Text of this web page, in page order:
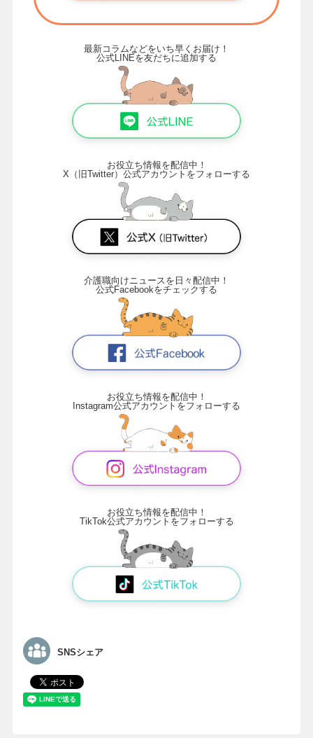
最新コラムなどをいち早くお届け！
公式LINEを友だちに追加する
お役立ち情報を配信中！
X（旧Twitter）公式アカウントをフォローする
介護職向けニュースを日々配信中！
公式Facebookをチェックする
お役立ち情報を配信中！
Instagram公式アカウントをフォローする
お役立ち情報を配信中！
TikTok公式アカウントをフォローする
SNSシェア